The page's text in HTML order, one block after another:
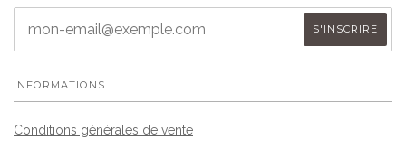
INFORMATIONS
Conditions générales de vente